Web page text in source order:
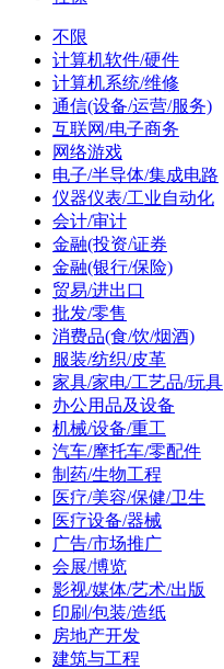
不限
计算机软件/硬件
计算机系统/维修
通信(设备/运营/服务)
互联网/电子商务
网络游戏
电子/半导体/集成电路
仪器仪表/工业自动化
会计/审计
金融(投资/证券
金融(银行/保险)
贸易/进出口
批发/零售
消费品(食/饮/烟酒)
服装/纺织/皮革
家具/家电/工艺品/玩具
办公用品及设备
机械/设备/重工
汽车/摩托车/零配件
制药/生物工程
医疗/美容/保健/卫生
医疗设备/器械
广告/市场推广
会展/博览
影视/媒体/艺术/出版
印刷/包装/造纸
房地产开发
建筑与工程